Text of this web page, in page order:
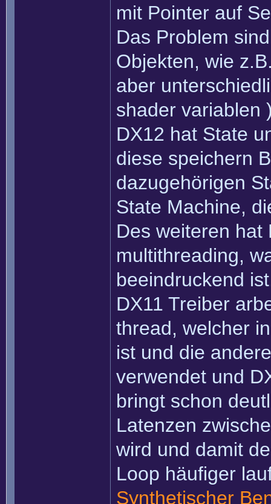
mit Pointer auf
Das Problem
Objekten, wie
aber
shader variablen
DX12 hat State
diese speichern
dazugehörigen
State Machine,
Des weiteren hat
multithreading,
beeindruckend
DX11 Treiber
thread, welcher
ist und die
verwendet und
bringt schon
Latenzen
wird und damit
Loop häufiger
Synthetischer